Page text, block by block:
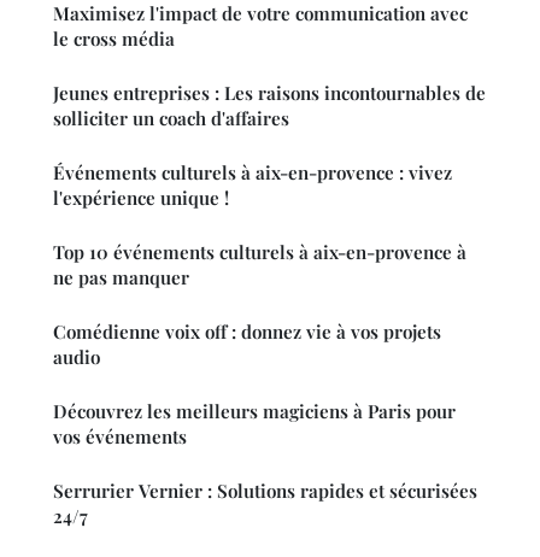
Maximisez l'impact de votre communication avec
le cross média
Jeunes entreprises : Les raisons incontournables de
solliciter un coach d'affaires
Événements culturels à aix-en-provence : vivez
l'expérience unique !
Top 10 événements culturels à aix-en-provence à
ne pas manquer
Comédienne voix off : donnez vie à vos projets
audio
Découvrez les meilleurs magiciens à Paris pour
vos événements
Serrurier Vernier : Solutions rapides et sécurisées
24/7